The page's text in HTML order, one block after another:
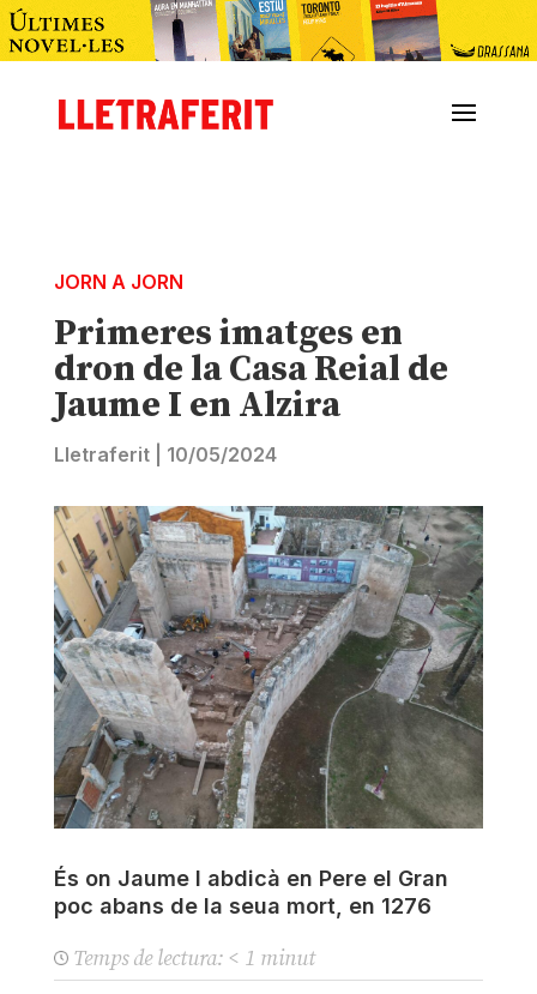
JORN A JORN
Primeres imatges en
dron de la Casa Reial de
Jaume I en Alzira
Lletraferit| 10/05/2024
És on Jaume I abdicà en Pere el Gran
poc abans de la seua mort, en 1276
Temps de lectura: < 1 minut